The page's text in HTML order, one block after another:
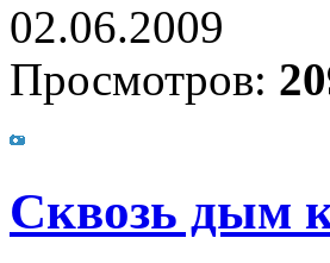
02.06.2009
Просмотров:
Сквозь дым